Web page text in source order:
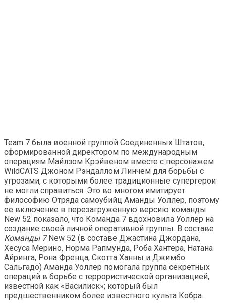
Team 7 была военной группой Соединенных Штатов,
сформированной директором по международным
операциям Майлзом Крэйвеном вместе с персонажем
WildCATS Джоном Рэндаллом Линчем для борьбы с
угрозами, с которыми более традиционные супергерои
не могли справиться. Это во многом имитирует
философию Отряда самоубийц Аманды Уоллер, поэтому
ее включение в перезагруженную версию команды
New 52 показало, что Команда 7 вдохновила Уоллер на
создание своей личной оперативной группы. В составе
Команды 7New 52 (в составе Джастина Джордана,
Хесуса Мерино, Норма Рапмунда, Роба Хантера, Натана
Айринга, Рона Френца, Скотта Ханны и Джимбо
Сальгадо) Аманда Уоллер помогала группа секретных
операций в борьбе с террористической организацией,
известной как «Василиск»; который был
предшественником более известного культа Кобра.